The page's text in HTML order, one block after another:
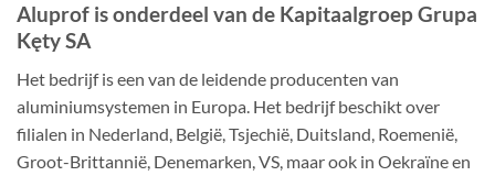
Aluprof is onderdeel van de Kapitaalgroep Grupa
Kęty SA
Het bedrijf is een van de leidende producenten van
aluminiumsystemen in Europa. Het bedrijf beschikt over
filialen in Nederland, België, Tsjechië, Duitsland, Roemenië,
Groot-Brittannië, Denemarken, VS, maar ook in Oekraïne en